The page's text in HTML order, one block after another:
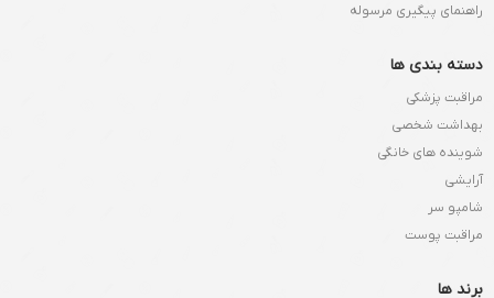
راهنمای پیگیری مرسوله
دسته بندی ها
مراقبت پزشکی
بهداشت شخصی
شوینده های خانگی
آرایشی
شامپو سر
مراقبت پوست
برند ها